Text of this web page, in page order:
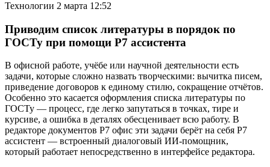
Технологии 2 марта 12:52
Приводим список литературы в порядок по
ГОСТу при помощи Р7 ассистента
В офисной работе, учёбе или научной деятельности есть
задачи, которые сложно назвать творческими: вычитка писем,
приведение договоров к единому стилю, сокращение отчётов.
Особенно это касается оформления списка литературы по
ГОСТу — процесс, где легко запутаться в точках, тире и
курсиве, а ошибка в деталях обесценивает всю работу. В
редакторе документов Р7 офис эти задачи берёт на себя Р7
ассистент — встроенный диалоговый ИИ-помощник,
который работает непосредственно в интерфейсе редактора.